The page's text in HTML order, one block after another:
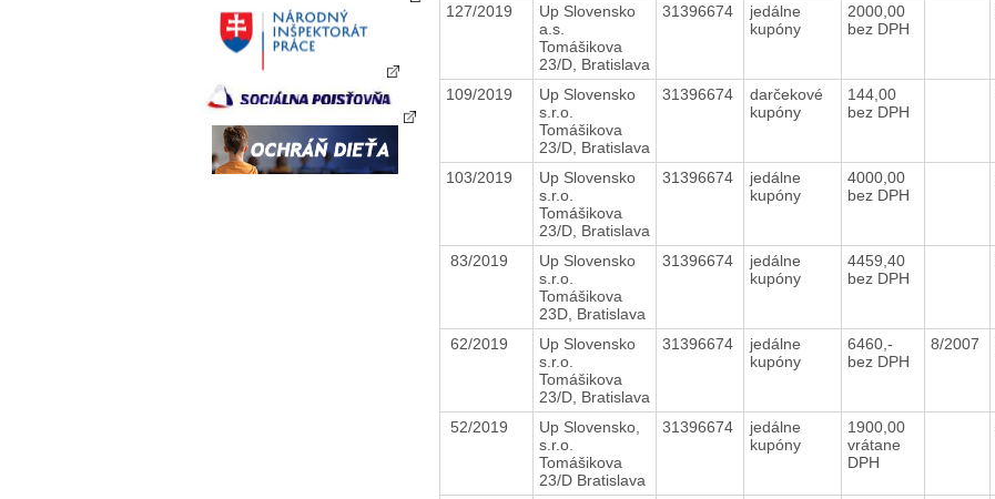
127/2019
Up Slovensko
a.s.
Tomášikova
23/D, Bratislava
31396674
jedálne
kupóny
2000,00
bez DPH
109/2019
Up Slovensko
s.r.o.
Tomášikova
23/D, Bratislava
31396674
darčekové
kupóny
144,00
bez DPH
103/2019
Up Slovensko
s.r.o.
Tomášikova
23/D, Bratislava
31396674
jedálne
kupóny
4000,00
bez DPH
83/2019
Up Slovensko
s.r.o.
Tomášikova
23D, Bratislava
31396674
jedálne
kupóny
4459,40
bez DPH
62/2019
Up Slovensko
s.r.o.
Tomášikova
23/D, Bratislava
31396674
jedálne
kupóny
6460,-
bez DPH
8/2007
52/2019
Up Slovensko,
s.r.o.
Tomášikova
23/D Bratislava
31396674
jedálne
kupóny
1900,00
vrátane
DPH